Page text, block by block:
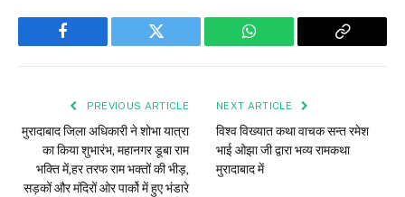
Facebook Twitter WhatsApp
Copy
PREVIOUS ARTICLE
मुरादाबाद जिला अधिकारी ने शोभा यात्रा
का किया शुभारंभ, महानगर डूबा राम
भक्ति में,हर तरफ राम भक्तों की भीड़,
सड़कों और मंदिरों ओर पार्को में हुए भंडारे
NEXT ARTICLE
विश्व विख्यात कथा वाचक सन्त रमेश
भाई ओझा जी द्वारा भव्य रामकथा
मुरादाबाद में